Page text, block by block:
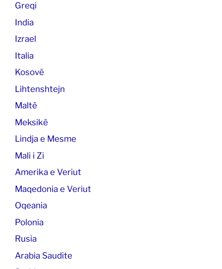
Greqi
India
Izrael
Italia
Kosovë
Lihtenshtejn
Maltë
Meksikë
Lindja e Mesme
Mali i Zi
Amerika e Veriut
Maqedonia e Veriut
Oqeania
Polonia
Rusia
Arabia Saudite